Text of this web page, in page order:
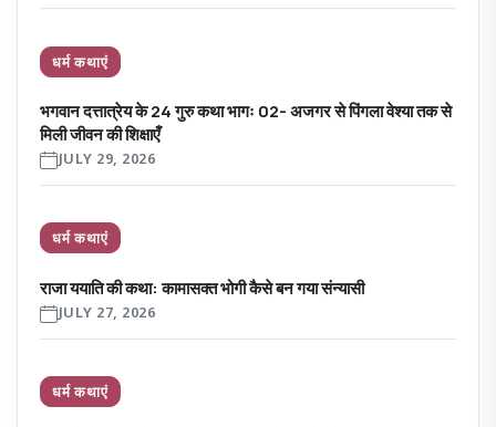
धर्म कथाएं
भगवान दत्तात्रेय के 24 गुरु कथा भागः 02- अजगर से पिंगला वेश्या तक से
मिली जीवन की शिक्षाएँ
JULY 29, 2026
धर्म कथाएं
राजा ययाति की कथा: कामासक्त भोगी कैसे बन गया संन्यासी
JULY 27, 2026
धर्म कथाएं